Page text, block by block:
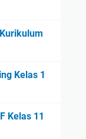
Kelas 1
Kelas 11